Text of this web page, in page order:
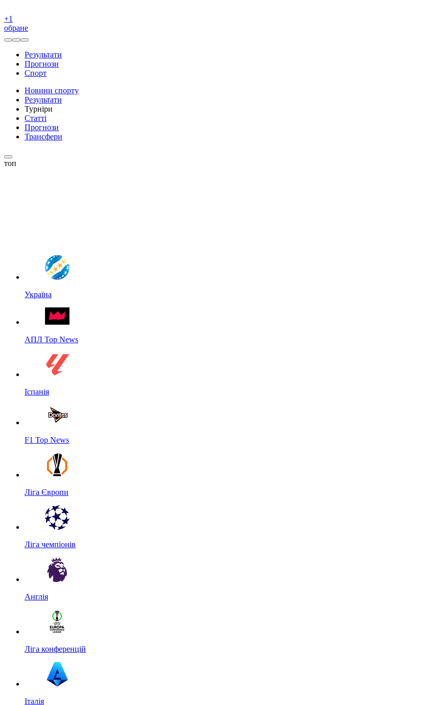
+1
обране
Результати
Прогнози
Спорт
Новини спорту
Результати
Турніри
Статті
Прогнози
Трансфери
топ
Україна
АПЛ Top News
Іспанія
F1 Top News
Ліга Європи
Ліга чемпіонів
Англія
Ліга конференцій
Італія